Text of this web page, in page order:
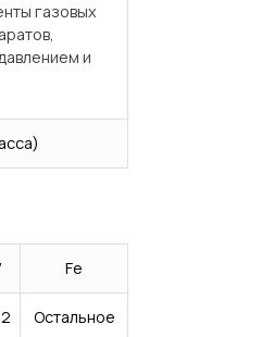
газовых
и
Fe
Остальное